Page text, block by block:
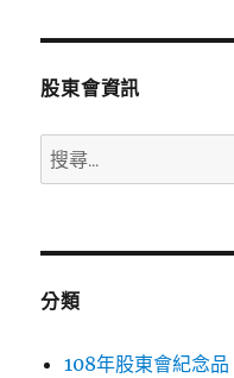
章:
股東會資訊
搜
尋
鍵
分類
108年股東會紀念品